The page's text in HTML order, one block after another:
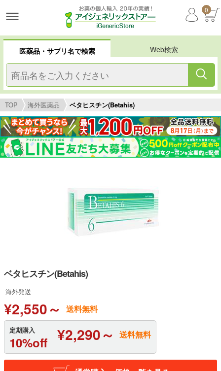
0
医薬品・サプリ名で検索 Web検索
TOP 海外医薬品 ベタヒスチン(Betahis)
ベタヒスチン(Betahis)
海外発送
¥2,550～ 送料無料
定期購入
10%off ¥2,290～ 送料無料